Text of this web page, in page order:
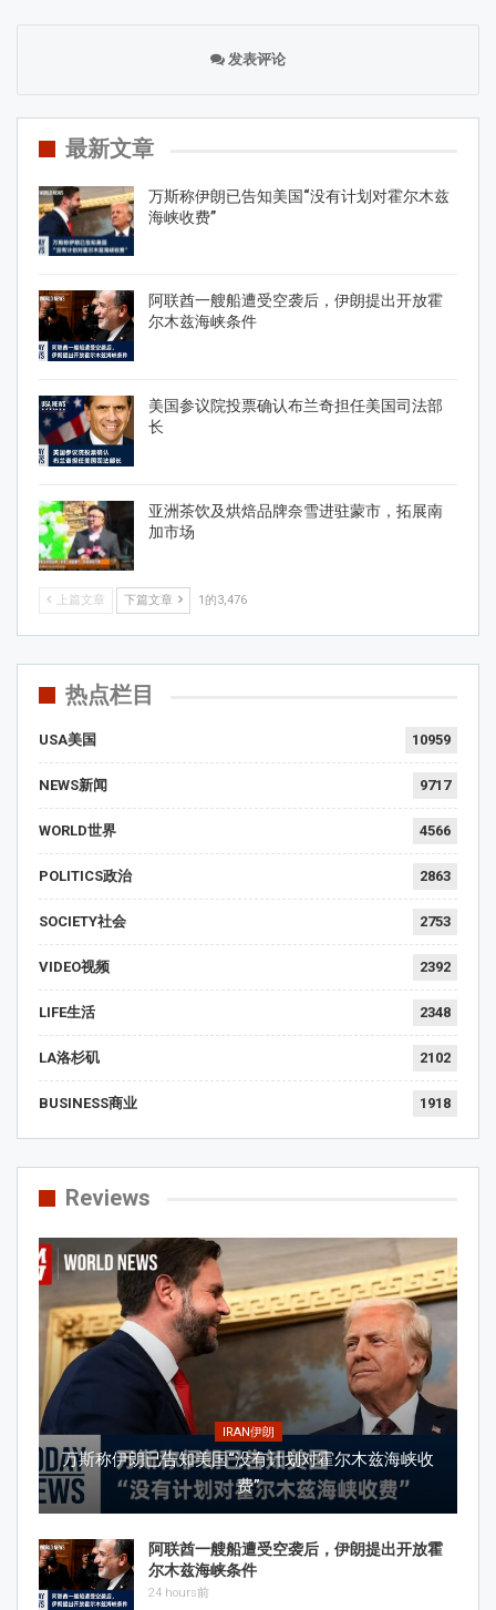
发表评论
最新文章
万斯称伊朗已告知美国“没有计划对霍尔木兹
海峡收费”
阿联酋一艘船遭受空袭后，伊朗提出开放霍
尔木兹海峡条件
美国参议院投票确认布兰奇担任美国司法部
长
亚洲茶饮及烘焙品牌奈雪进驻蒙市，拓展南
加市场
上篇文章 下篇文章 1的3,476
热点栏目
USA美国 10959
NEWS新闻 9717
WORLD世界 4566
POLITICS政治 2863
SOCIETY社会 2753
VIDEO视频 2392
LIFE生活 2348
LA洛杉矶 2102
BUSINESS商业 1918
Reviews
IRAN伊朗
万斯称伊朗已告知美国“没有计划对霍尔木兹海峡收
费”
阿联酋一艘船遭受空袭后，伊朗提出开放霍
尔木兹海峡条件
24 hours前